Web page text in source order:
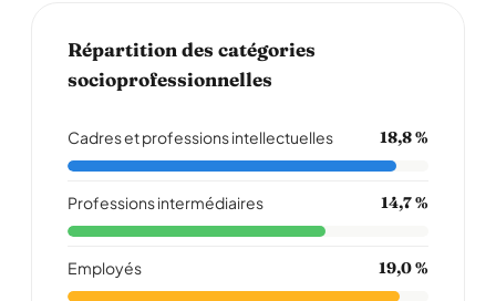
Répartition des catégories
socioprofessionnelles
Cadres et professions intellectuelles 18,8 %
Professions intermédiaires 14,7 %
Employés 19,0 %